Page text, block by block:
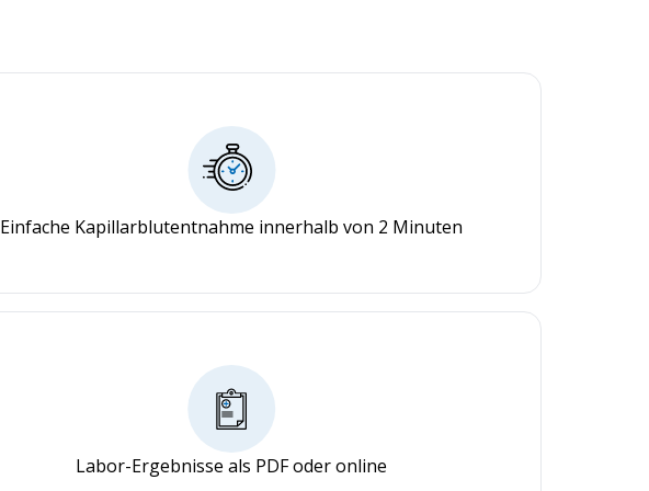
Einfache Kapillarblutentnahme innerhalb von 2 Minuten
Labor-Ergebnisse als PDF oder online